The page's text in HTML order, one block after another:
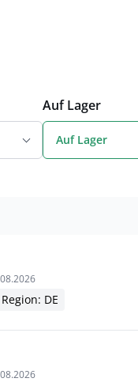
Auf Lager
Auf Lager
Region: DE